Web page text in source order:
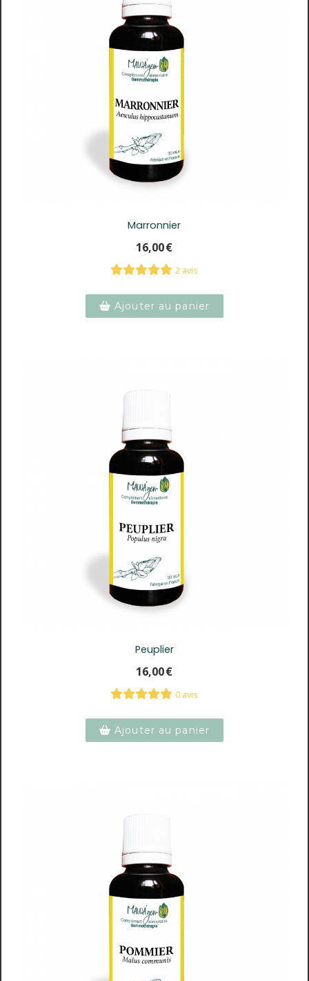
Marronnier
16,00€
2 avis
Ajouter au panier
Peuplier
16,00€
0 avis
Ajouter au panier